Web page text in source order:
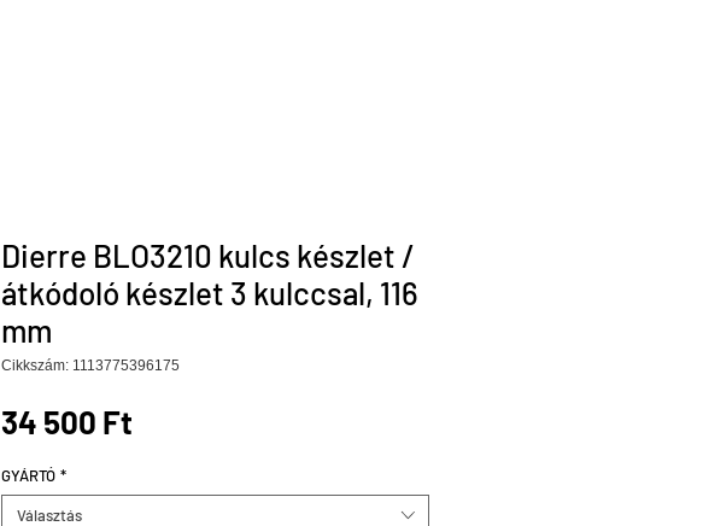
Dierre BLO3210 kulcs készlet /
átkódoló készlet 3 kulccsal, 116
mm
Cikkszám: 1113775396175
34 500 Ft
GYÁRTÓ *
Választás